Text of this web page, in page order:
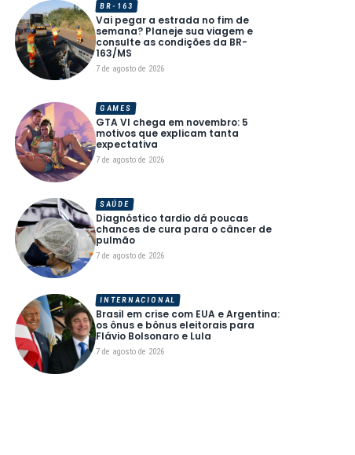
Vai pegar a estrada no fim de
semana? Planeje sua viagem e
consulte as condições da BR-
163/MS
7 de agosto de 2026
BR-163
GTA VI chega em novembro: 5
motivos que explicam tanta
expectativa
7 de agosto de 2026
GAMES
Diagnóstico tardio dá poucas
chances de cura para o câncer de
pulmão
7 de agosto de 2026
SAÚDE
Brasil em crise com EUA e Argentina:
os ônus e bônus eleitorais para
Flávio Bolsonaro e Lula
7 de agosto de 2026
INTERNACIONAL